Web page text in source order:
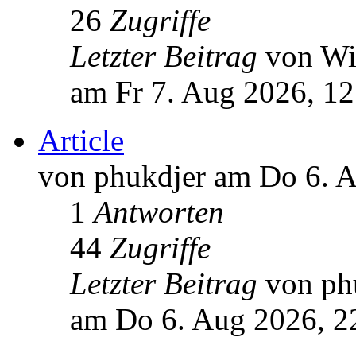
26 Zugriffe
Letzter Beitrag von
am Fr 7. Aug 2026,
Article
von phukdjer am Do 6.
1Antworten
44 Zugriffe
Letzter Beitrag von
am Do 6. Aug 2026,